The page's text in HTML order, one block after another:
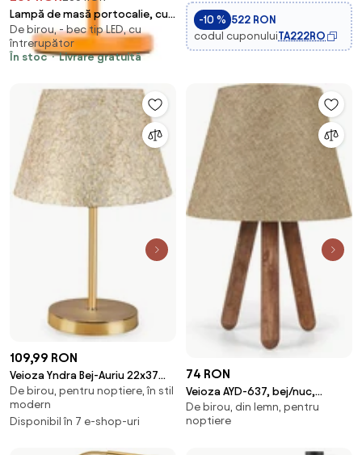
Lampă de masă portocalie, cu
LED, IP54, reîncărcabilă, cu
stație de încărcare - Squirrel
De birou, - bec tip LED, cu
întrerupător
În stoc
Livrare gratuită
-10 % 522 RON
codul cuponuluiTA222RO
109,99 RON
Veioza Yndra Bej-Auriu 22x37
cm
De birou, pentru noptiere, în stil
modern
Disponibil în 7 e-shop-uri
74 RON
Veioza AYD-637, bej/nuc,
PVC/lemn de fag, 22x33 cm
De birou, din lemn, pentru
noptiere